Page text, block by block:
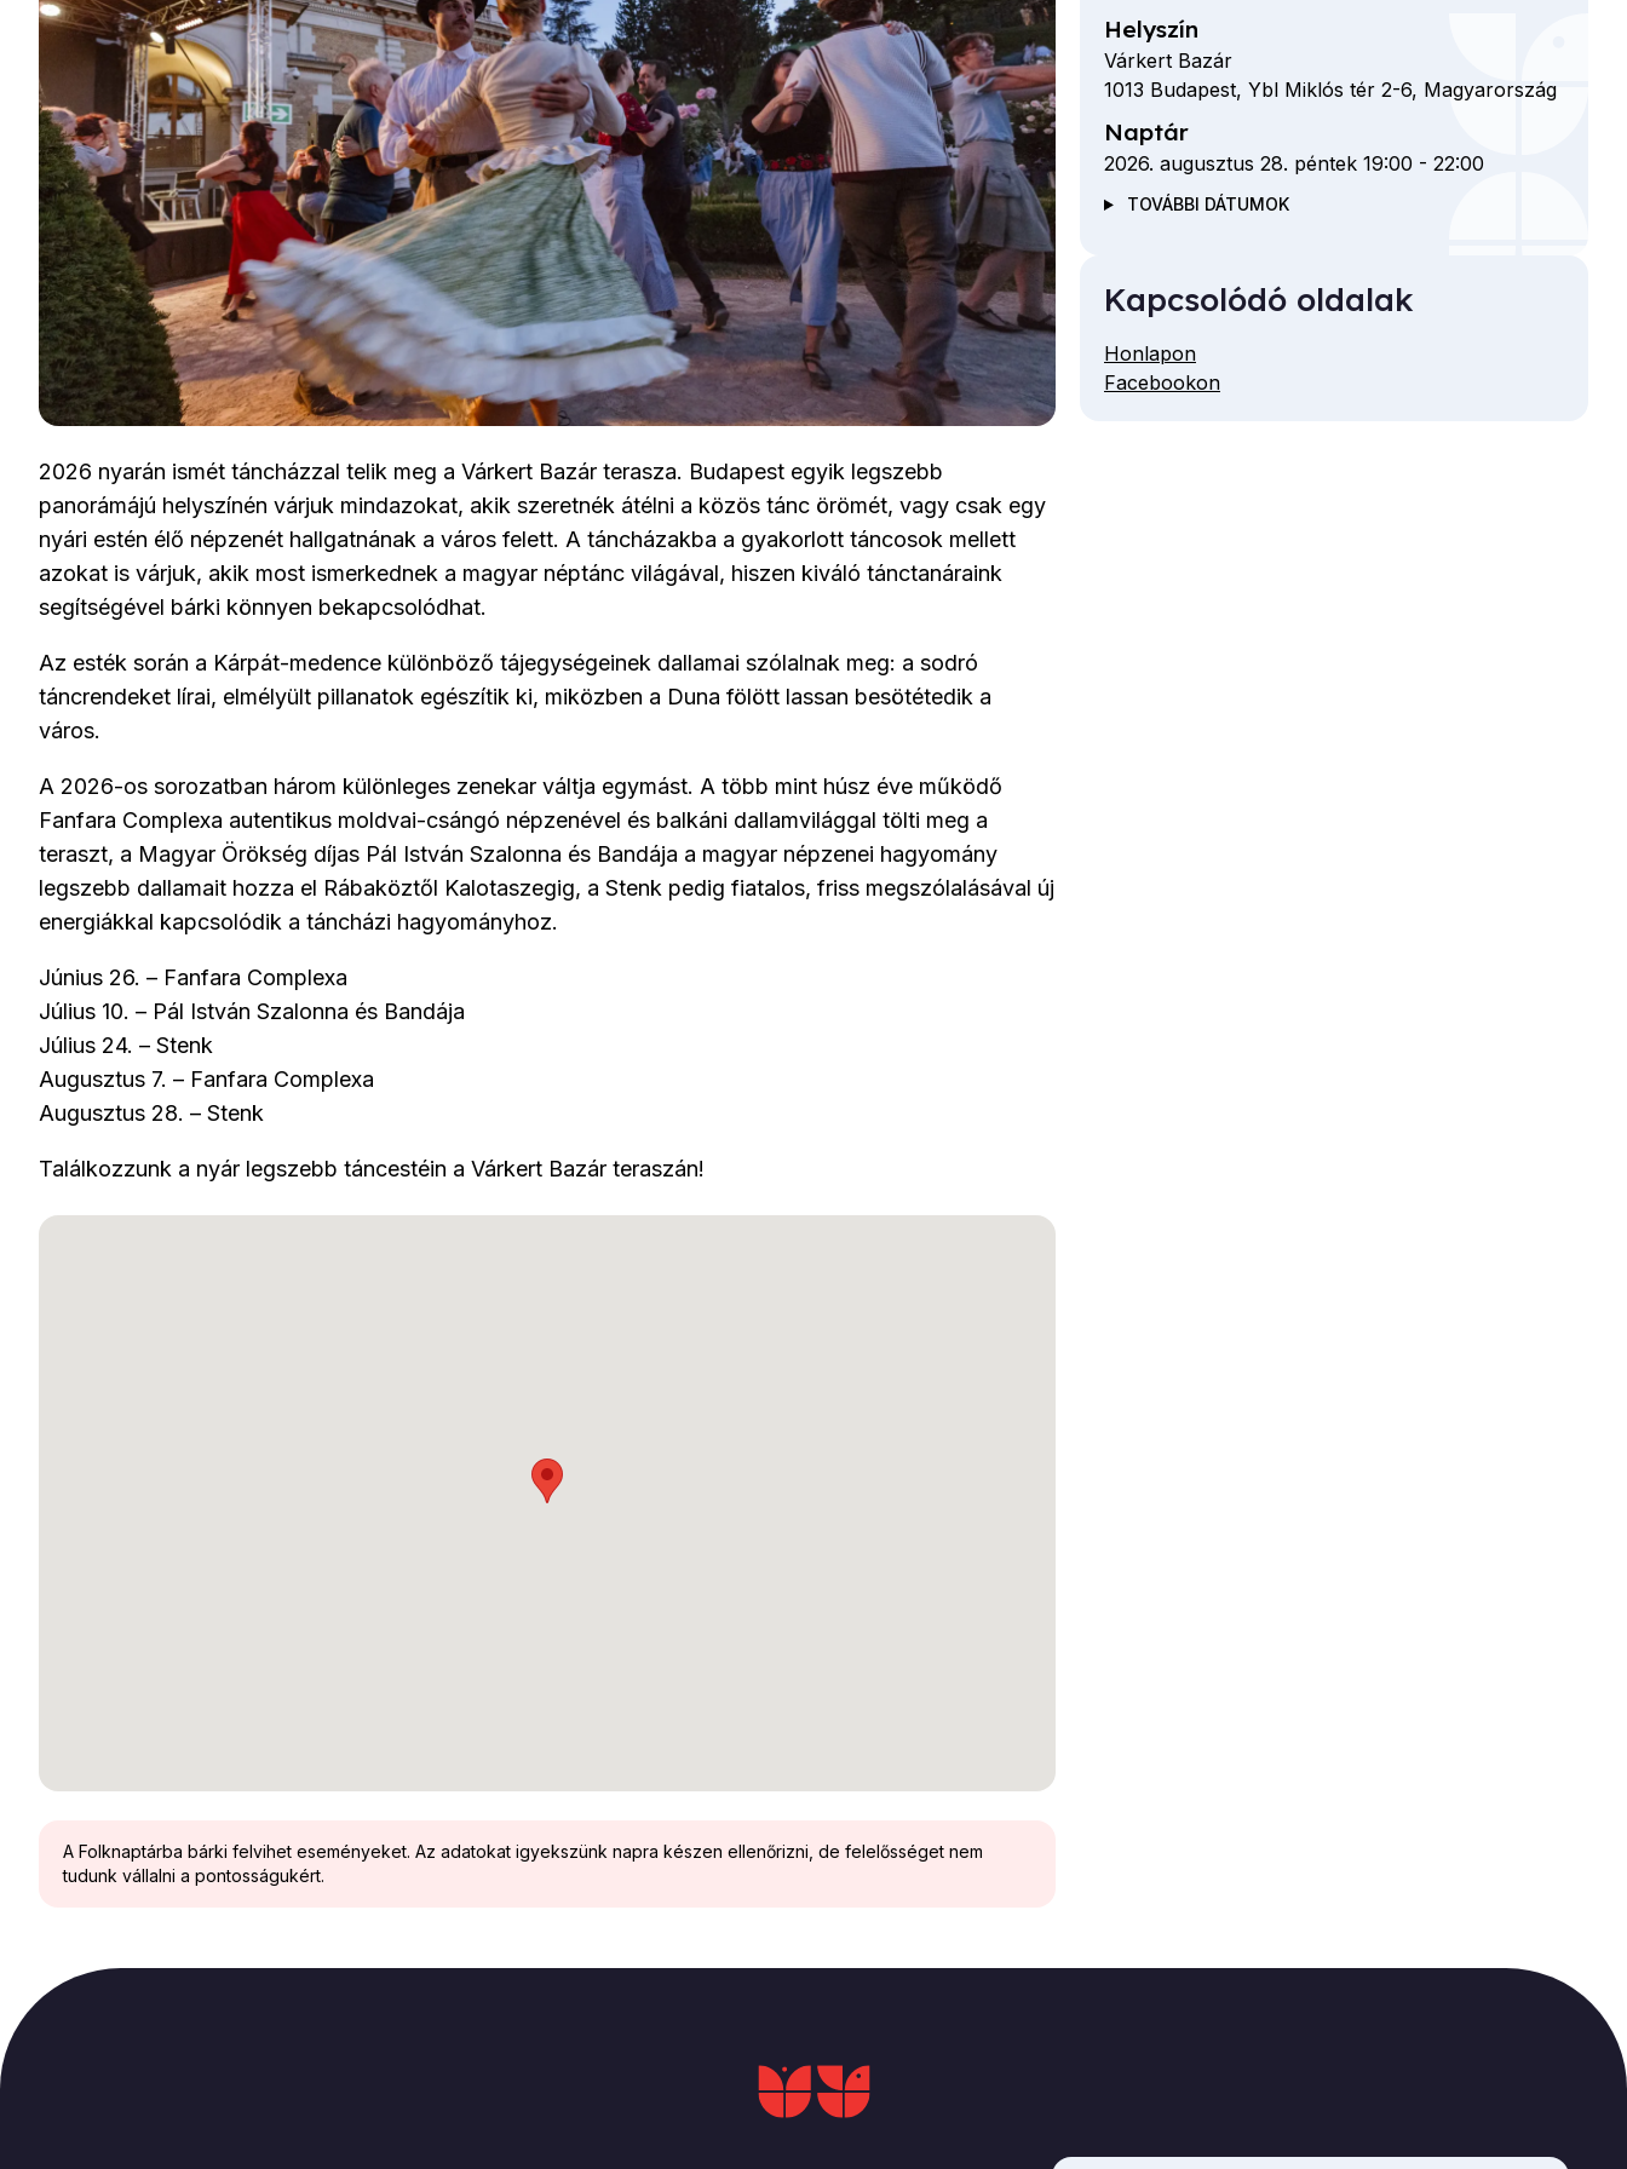
2026 nyarán ismét táncházzal telik meg a Várkert Bazár terasza. Budapest egyik legszebb
panorámájú helyszínén várjuk mindazokat, akik szeretnék átélni a közös tánc örömét, vagy csak egy
nyári estén élő népzenét hallgatnának a város felett. A táncházakba a gyakorlott táncosok mellett
azokat is várjuk, akik most ismerkednek a magyar néptánc világával, hiszen kiváló tánctanáraink
segítségével bárki könnyen bekapcsolódhat.
Az esték során a Kárpát-medence különböző tájegységeinek dallamai szólalnak meg: a sodró
táncrendeket lírai, elmélyült pillanatok egészítik ki, miközben a Duna fölött lassan besötétedik a
város.
A 2026-os sorozatban három különleges zenekar váltja egymást. A több mint húsz éve működő
Fanfara Complexa autentikus moldvai-csángó népzenével és balkáni dallamvilággal tölti meg a
teraszt, a Magyar Örökség díjas Pál István Szalonna és Bandája a magyar népzenei hagyomány
legszebb dallamait hozza el Rábaköztől Kalotaszegig, a Stenk pedig fiatalos, friss megszólalásával új
energiákkal kapcsolódik a táncházi hagyományhoz.
Június 26. – Fanfara Complexa
Július 10. – Pál István Szalonna és Bandája
Július 24. – Stenk
Augusztus 7. – Fanfara Complexa
Augusztus 28. – Stenk
Találkozzunk a nyár legszebb táncestéin a Várkert Bazár teraszán!
A Folknaptárba bárki felvihet eseményeket. Az adatokat igyekszünk napra készen ellenőrizni, de felelősséget nem
tudunk vállalni a pontosságukért.
Helyszín
Várkert Bazár
1013 Budapest, Ybl Miklós tér 2-6, Magyarország
Naptár
2026. augusztus 28. péntek 19:00 - 22:00
TOVÁBBI DÁTUMOK
Kapcsolódó oldalak
Honlapon
Facebookon